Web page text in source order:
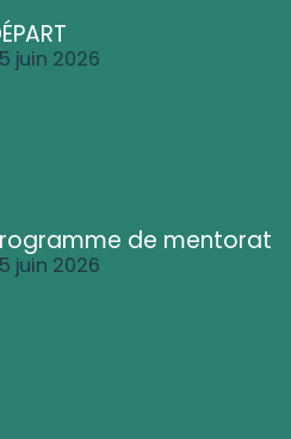
juin 2026
de mentorat
juin 2026